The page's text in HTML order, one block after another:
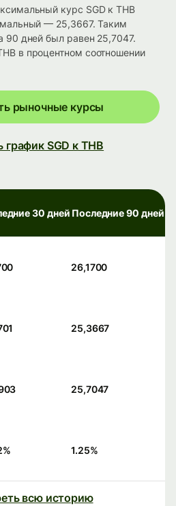
курс SGD к THB
— 25,3667. Таким
90 дней был равен 25,7047.
в процентном соотношении
рыночные курсы
SGD к THB
30 дней Последние 90 дней
26,1700
25,3667
25,7047
% 1.25%
всю историю